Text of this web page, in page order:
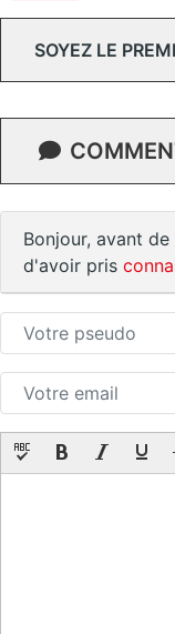
SOYEZ LE
Bonjour, avant
d'avoir pris